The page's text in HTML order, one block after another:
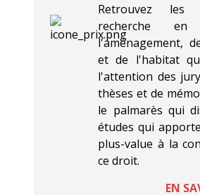
Retrouvez les
recherche
l'aménagement,
et de l'habitat
l'attention des
thèses et de
le palmarès qui
études qui
plus-value à la
ce droit.
EN